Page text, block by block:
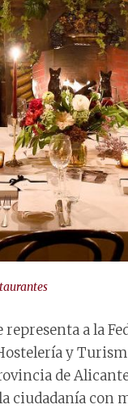
representa a la
y
de
con